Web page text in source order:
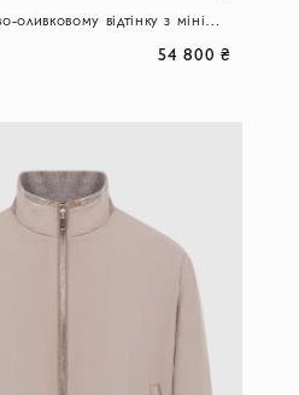
54 800 ₴